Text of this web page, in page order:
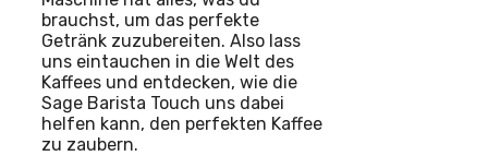
brauchst, um das perfekte
Getränk zuzubereiten. Also lass
uns eintauchen in die Welt des
Kaffees und entdecken, wie die
Sage Barista Touch uns dabei
helfen kann, den perfekten Kaffee
zu zaubern.